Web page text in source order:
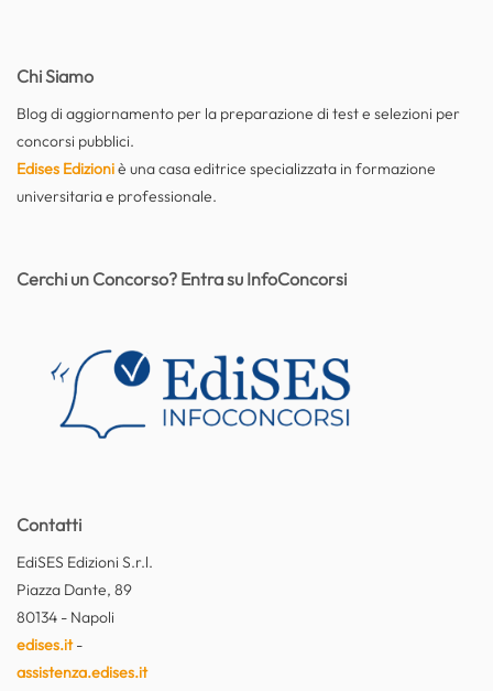
Chi Siamo
Blog di aggiornamento per la preparazione di test e selezioni per
concorsi pubblici.
Edises Edizioniè una casa editrice specializzata in formazione
universitaria e professionale.
Contatti
EdiSES Edizioni S.r.l.
Piazza Dante, 89
80134 - Napoli
edises.it-
assistenza.edises.it
Cerchi un Concorso? Entra su InfoConcorsi